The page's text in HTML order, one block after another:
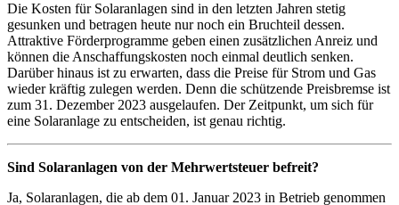
Die Kosten für Solaranlagen sind in den letzten Jahren stetig
gesunken und betragen heute nur noch ein Bruchteil dessen.
Attraktive Förderprogramme geben einen zusätzlichen Anreiz und
können die Anschaffungskosten noch einmal deutlich senken.
Darüber hinaus ist zu erwarten, dass die Preise für Strom und Gas
wieder kräftig zulegen werden. Denn die schützende Preisbremse ist
zum 31. Dezember 2023 ausgelaufen. Der Zeitpunkt, um sich für
eine Solaranlage zu entscheiden, ist genau richtig.
Sind Solaranlagen von der Mehrwertsteuer befreit?
Ja, Solaranlagen, die ab dem 01. Januar 2023 in Betrieb genommen